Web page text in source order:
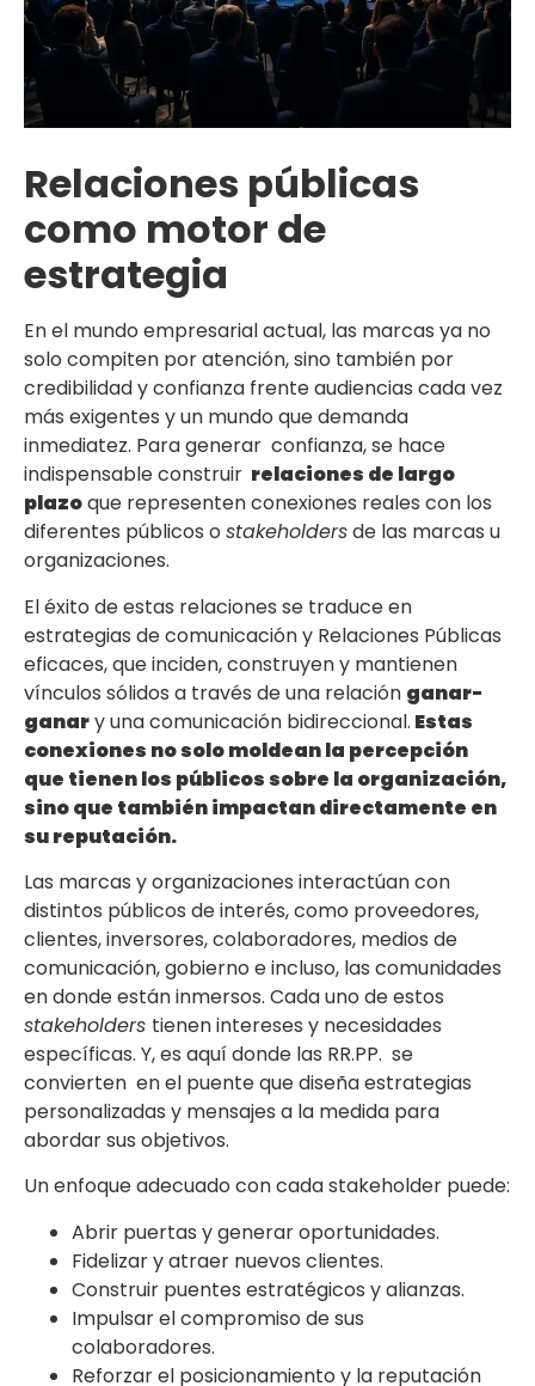
Relaciones públicas
como motor de
estrategia
En el mundo empresarial actual, las marcas ya no
solo compiten por atención, sino también por
credibilidad y confianza frente audiencias cada vez
más exigentes y un mundo que demanda
inmediatez. Para generar confianza, se hace
indispensable construir relaciones de largo
plazoque representen conexiones reales con los
diferentes públicos o stakeholdersde las marcas u
organizaciones.
El éxito de estas relaciones se traduce en
estrategias de comunicación y Relaciones Públicas
eficaces, que inciden, construyen y mantienen
vínculos sólidos a través de una relación ganar-
ganary una comunicación bidireccional. Estas
conexiones no solo moldean la percepción
que tienen los públicos sobre la organización,
sino que también impactan directamente en
su reputación.
Las marcas y organizaciones interactúan con
distintos públicos de interés, como proveedores,
clientes, inversores, colaboradores, medios de
comunicación, gobierno e incluso, las comunidades
en donde están inmersos. Cada uno de estos
stakeholders tienen intereses y necesidades
específicas. Y, es aquí donde las RR.PP. se
convierten en el puente que diseña estrategias
personalizadas y mensajes a la medida para
abordar sus objetivos.
Un enfoque adecuado con cada stakeholder puede:
Abrir puertas y generar oportunidades.
Fidelizar y atraer nuevos clientes.
Construir puentes estratégicos y alianzas.
Impulsar el compromiso de sus
colaboradores.
Reforzar el posicionamiento y la reputación